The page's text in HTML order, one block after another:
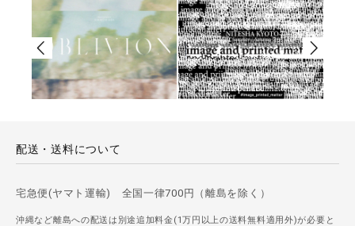
配送・送料について
宅急便(ヤマト運輸) 全国一律700円（離島を除く）
沖縄など離島への配送は別途追加料金(1万円以上の送料無料適用外)が必要と